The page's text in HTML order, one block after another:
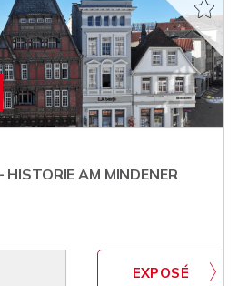
HISTORIE AM MINDENER